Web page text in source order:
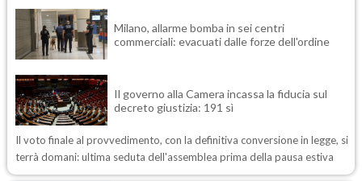
Milano, allarme bomba in sei centri
commerciali: evacuati dalle forze dell'ordine
Il governo alla Camera incassa la fiducia sul
decreto giustizia: 191 sì
Il voto finale al provvedimento, con la definitiva conversione in legge, si
terrà domani: ultima seduta dell'assemblea prima della pausa estiva